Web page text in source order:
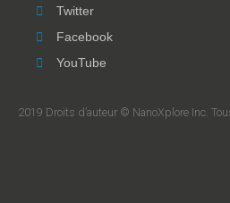
Twitter
Facebook
YouTube
2019 Droits d’auteur © NanoXplore Inc.